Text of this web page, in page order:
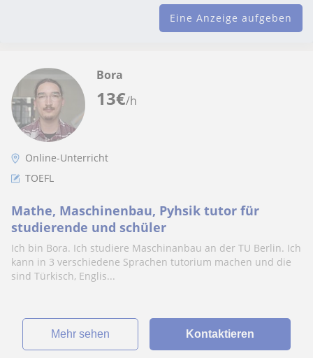
Eine Anzeige aufgeben
13€/h
Bora
Online-Unterricht
TOEFL
Mathe, Maschinenbau, Pyhsik tutor für
studierende und schüler
Ich bin Bora. Ich studiere Maschinanbau an der TU Berlin. Ich
kann in 3 verschiedene Sprachen tutorium machen und die
sind Türkisch, Englis...
Mehr sehen Kontaktieren